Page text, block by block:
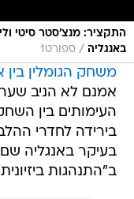
באנגליה / ספורט1
משחק הגומלין
אמנם לא הניב
העימותים בין
בירידה לחדרי
בעיקר באנגליה
ב"התנהגות